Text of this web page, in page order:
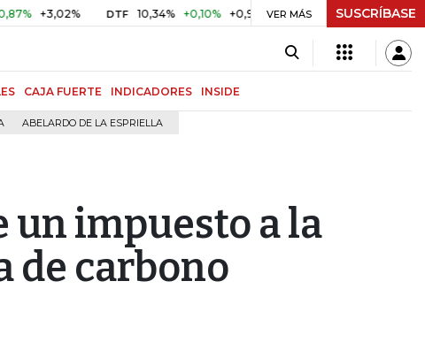
DTF 10,34% +0,10% +0,98% UVR $ 416,96 +$ 0,05 +0,01%
VER MÁS SUSCRÍBASE
CAJA FUERTE INDICADORES INSIDE
ABELARDO DE LA ESPRIELLA
impuesto a la
de carbono